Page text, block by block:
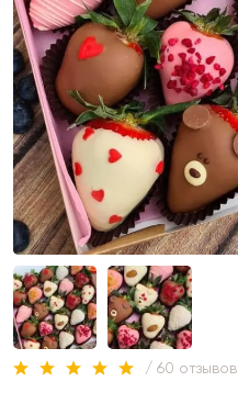
/ 60 отзывов